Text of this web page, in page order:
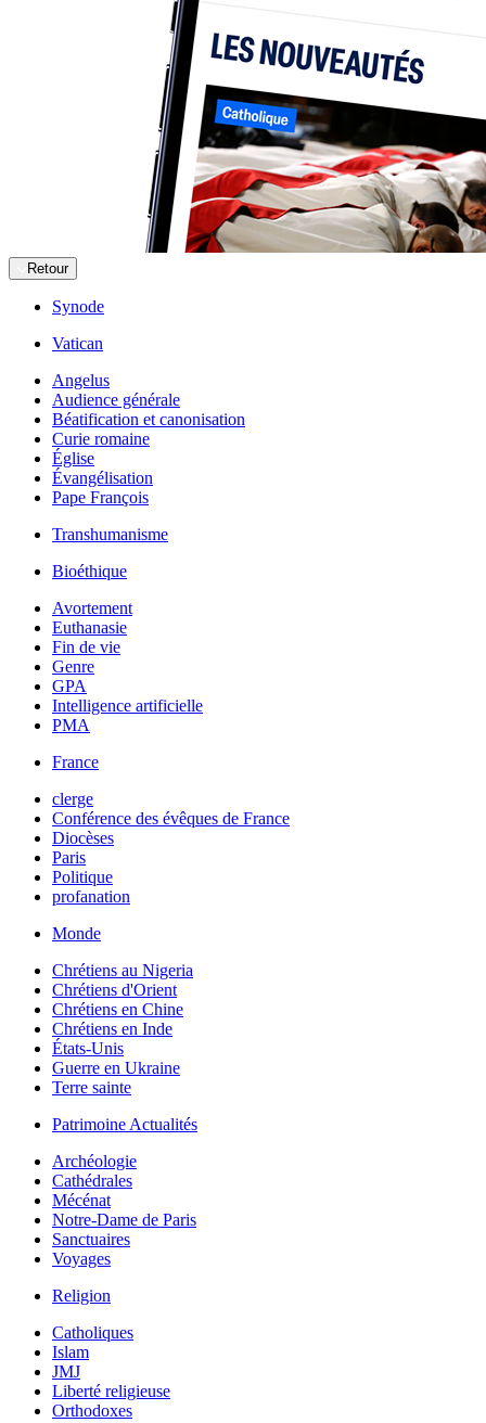
Retour
Synode
Vatican
Angelus
Audience générale
Béatification et canonisation
Curie romaine
Église
Évangélisation
Pape François
Transhumanisme
Bioéthique
Avortement
Euthanasie
Fin de vie
Genre
GPA
Intelligence artificielle
PMA
France
clerge
Conférence des évêques de France
Diocèses
Paris
Politique
profanation
Monde
Chrétiens au Nigeria
Chrétiens d'Orient
Chrétiens en Chine
Chrétiens en Inde
États-Unis
Guerre en Ukraine
Terre sainte
Patrimoine Actualités
Archéologie
Cathédrales
Mécénat
Notre-Dame de Paris
Sanctuaires
Voyages
Religion
Catholiques
Islam
JMJ
Liberté religieuse
Orthodoxes